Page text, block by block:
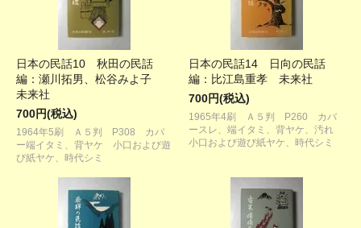
日本の民話10 秋田の民話
編：瀬川拓男、松谷みよ子
未来社
700円(税込)
1964年5刷 Ａ５判 P308 カバ
ー端イタミ、背ヤケ 小口および遊
び紙ヤケ、時代シミ
日本の民話14 日向の民話
編：比江島重孝 未来社
700円(税込)
1965年4刷 Ａ５判 P260 カバ
ースレ、端イタミ、背ヤケ、汚れ
小口および遊び紙ヤケ、時代シミ